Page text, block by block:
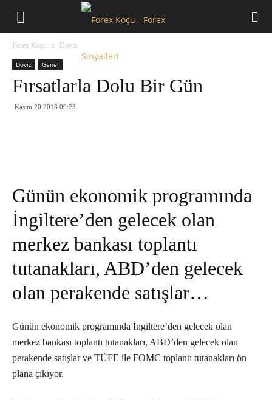
Forex Koçu Doviz
Doviz Genel
Fırsatlarla Dolu Bir Gün
Kasım 20 2013 09:23
Günün ekonomik programında
İngiltere’den gelecek olan
merkez bankası toplantı
tutanakları, ABD’den gelecek
olan perakende satışlar…
Günün ekonomik programında İngiltere’den gelecek olan
merkez bankası toplantı tutanakları, ABD’den gelecek olan
perakende satışlar ve TÜFE ile FOMC toplantı tutanakları ön
plana çıkıyor.